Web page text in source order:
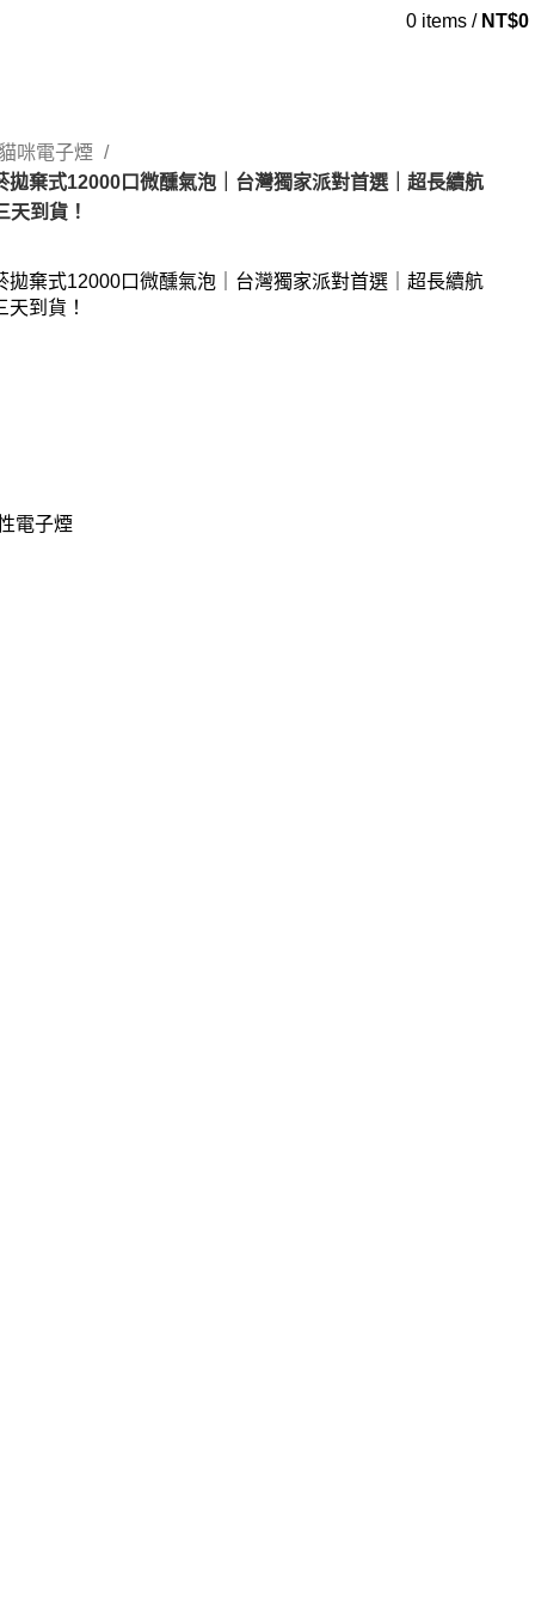
0 items / NT$0
咪電子煙
拋棄式12000口微醺氣泡｜台灣獨家派對首選｜超長續航
天到貨！
拋棄式12000口微醺氣泡｜台灣獨家派對首選｜超長續航
到貨！
電子煙